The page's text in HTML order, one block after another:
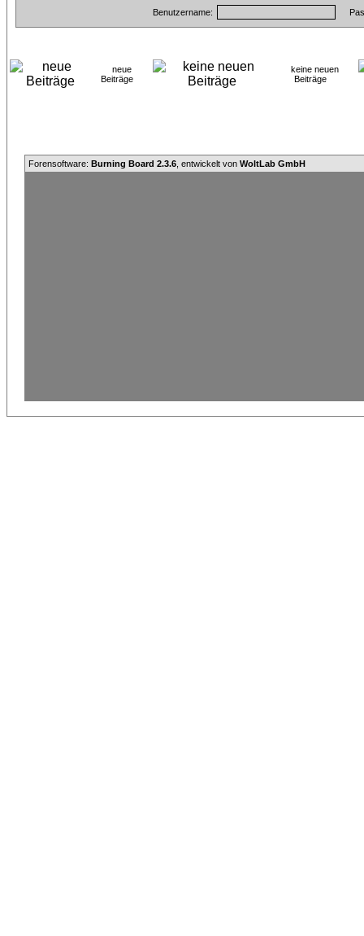
Benutzername:
neue
Beiträge
keine neuen
Beiträge
Forensoftware: Burning Board 2.3.6 , entwickelt von WoltLab GmbH